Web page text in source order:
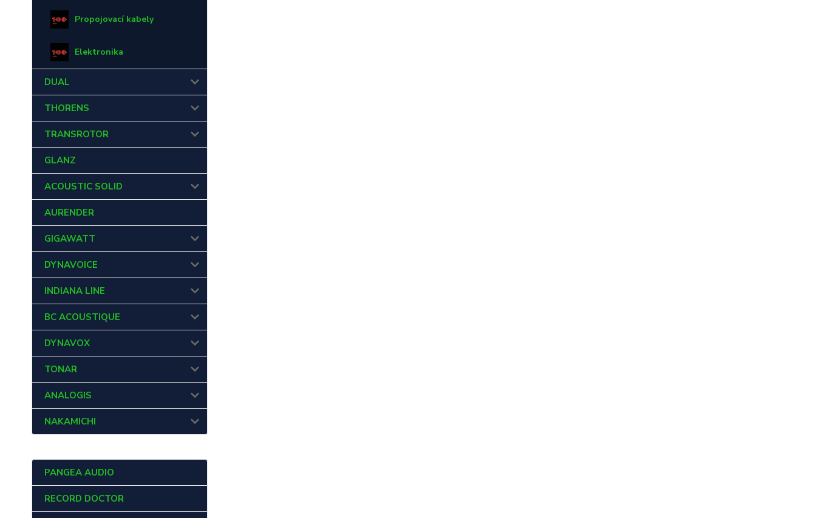
Propojovací kabely
Elektronika
DUAL
THORENS
TRANSROTOR
GLANZ
ACOUSTIC SOLID
AURENDER
GIGAWATT
DYNAVOICE
INDIANA LINE
BC ACOUSTIQUE
DYNAVOX
TONAR
ANALOGIS
NAKAMICHI
PANGEA AUDIO
RECORD DOCTOR